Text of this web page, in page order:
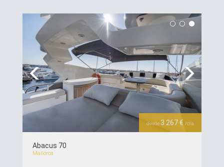
Previous Next
desde 3 267 € /día
Abacus 70
Mallorca